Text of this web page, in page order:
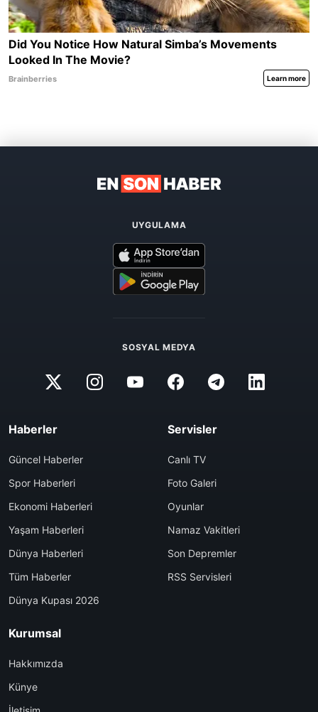
UYGULAMA
SOSYAL MEDYA
Haberler
Güncel Haberler
Spor Haberleri
Ekonomi Haberleri
Yaşam Haberleri
Dünya Haberleri
Tüm Haberler
Dünya Kupası 2026
Servisler
Canlı TV
Foto Galeri
Oyunlar
Namaz Vakitleri
Son Depremler
RSS Servisleri
Kurumsal
Hakkımızda
Künye